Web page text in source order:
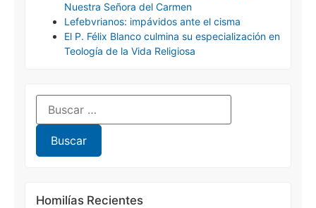
Nuestra Señora del Carmen
Lefebvrianos: impávidos ante el cisma
El P. Félix Blanco culmina su especialización en
Teología de la Vida Religiosa
Homilías Recientes